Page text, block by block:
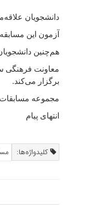
دانشجویان
آزمون این مسابقه روز سه‌شنبه 30 بهمن‌ماه به‌صورت آنلاین(برخط) از ساعت ۹ تا ۲۴ و از
هم‌چنین
معاونت فرهنگی
برگزار می‌کند.
مجموعه مسابقات کتابخوانی هشت بهشت
انتهای پیام
کلیدواژه‌ها: